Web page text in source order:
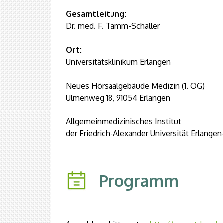
Gesamtleitung:
Dr. med. F. Tamm-Schaller
Ort:
Universitätsklinikum Erlangen
Neues Hörsaalgebäude Medizin (1. OG)
Ulmenweg 18, 91054 Erlangen
Allgemeinmedizinisches Institut
der Friedrich-Alexander Universität
Programm